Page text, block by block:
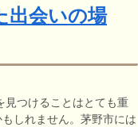
出会いの場
見つけることはとても重
しれません。茅野市には